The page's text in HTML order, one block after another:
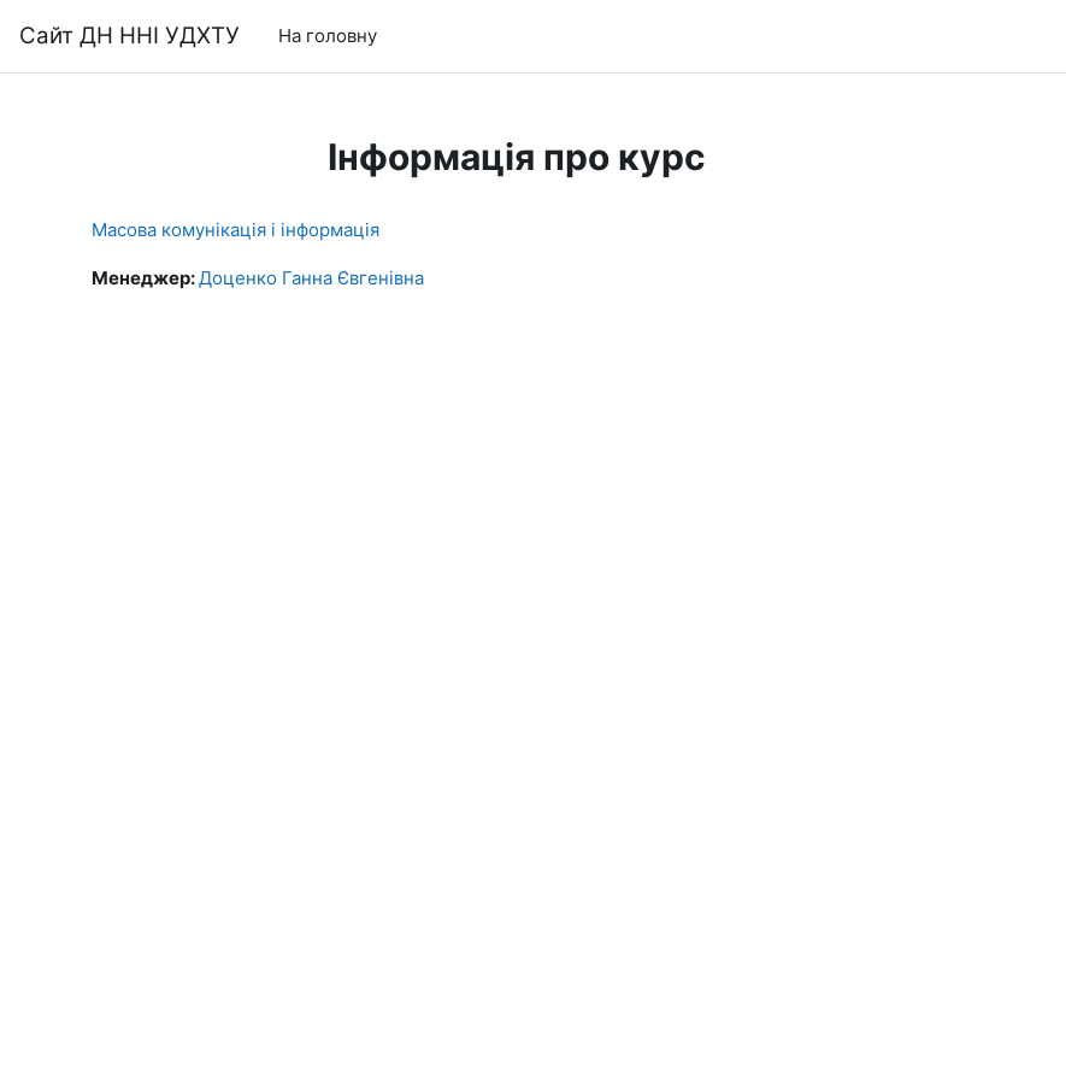
Сайт ДН ННІ УДХТУ На головну
Інформація про курс
Масова комунікація і інформація
Менеджер:Доценко Ганна Євгенівна